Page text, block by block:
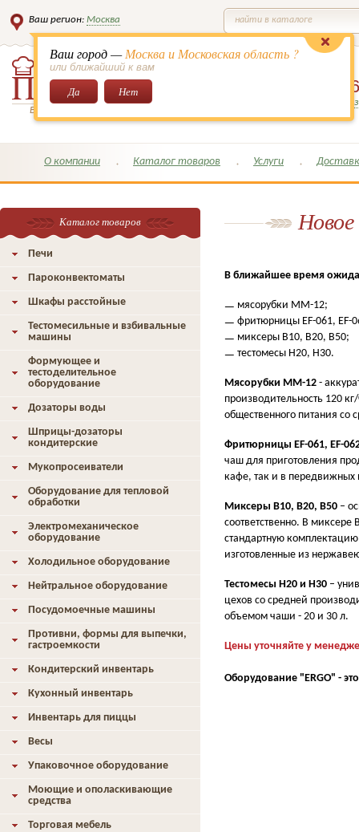
Ваш регион: Москва
Ваш город —Москва и Московская область ?
или ближайший к вам
Да Нет
найти в каталоге
Всё для кондитеров и поваров!
649-
Заказать обратный
О компании Каталог товаров Услуги
Новое
В ближайшее время
мясорубки MM-12;
фритюрницы EF-061, EF-
миксеры В10, В20, В50;
тестомесы Н20, Н30.
Мясорубки ММ-12 -
производительность 120
общественного питания со
Фритюрницы EF-061, EF-
чаш для приготовления
кафе, так и в передвижных
Миксеры В10, В20, В50 –
соответственно. В
стандартную
изготовленные из
Тестомесы H20 и H30 –
цехов со средней
объемом чаши - 20 и 30 л.
Цены уточняйте у
Оборудование "ERGO" -
Каталог товаров
Печи
Пароконвектоматы
Шкафы расстойные
Тестомесильные и взбивальные
машины
Формующее и
тестоделительное
оборудование
Дозаторы воды
Шприцы-дозаторы
кондитерские
Мукопросеиватели
Оборудование для тепловой
обработки
Электромеханическое
оборудование
Холодильное оборудование
Нейтральное оборудование
Посудомоечные машины
Противни, формы для выпечки,
гастроемкости
Кондитерский инвентарь
Кухонный инвентарь
Инвентарь для пиццы
Весы
Упаковочное оборудование
Моющие и ополаскивающие
средства
Торговая мебель